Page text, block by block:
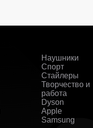
Наушники
Спорт
Стайлеры
Творчество и
работа
Dyson
Apple
Samsung